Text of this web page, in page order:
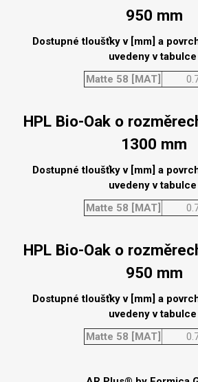
950 mm
Dostupné tloušťky v [mm] a
uvedeny v tabulce
Matte 58 [MAT]
HPL Bio-Oak o
1300 mm
Dostupné tloušťky v [mm] a
uvedeny v tabulce
Matte 58 [MAT]
HPL Bio-Oak o
950 mm
Dostupné tloušťky v [mm] a
uvedeny v tabulce
Matte 58 [MAT]